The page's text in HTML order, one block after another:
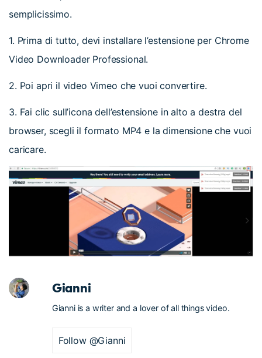
semplicissimo.
1. Prima di tutto, devi installare l’estensione per Chrome
Video Downloader Professional.
2. Poi apri il video Vimeo che vuoi convertire.
3. Fai clic sull’icona dell’estensione in alto a destra del
browser, scegli il formato MP4 e la dimensione che vuoi
caricare.
Gianni
Gianni is a writer and a lover of all things video.
Follow @Gianni